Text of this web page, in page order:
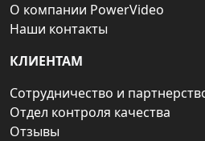
О компании PowerVideo
Наши контакты
КЛИЕНТАМ
Сотрудничество и
Отдел контроля качества
Отзывы